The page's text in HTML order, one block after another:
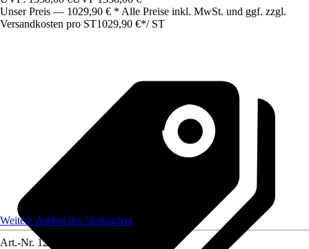
Unser Preis — 1029,90 € * Alle Preise inkl. MwSt. und ggf. zzgl.
Versandkosten pro ST1029,90 €*/ ST
Weitere Artikel des Verkäufers
Art.-Nr. 12591756